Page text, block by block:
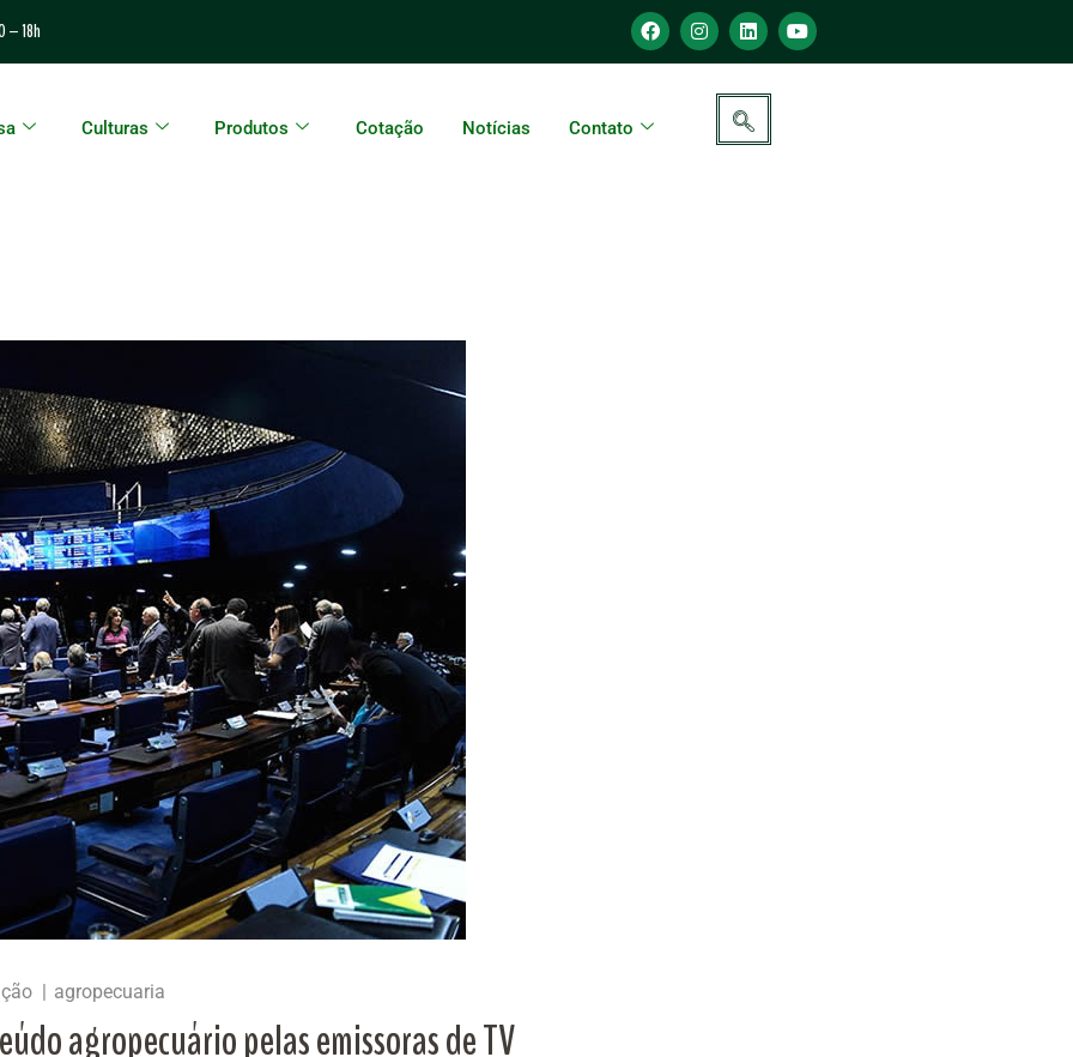
– 18h
Culturas Produtos Cotação Notícias Contato
agropecuaria
agropecuário pelas emissoras de TV